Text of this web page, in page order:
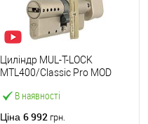
В наявності
Циліндр MUL-T-LOCK
MTL400/Classic Pro MOD
нікель сатин
Ціна 6 992 грн.